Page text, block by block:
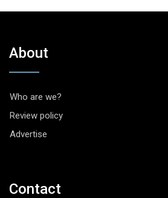
About
Who are we?
Review policy
Advertise
Contact